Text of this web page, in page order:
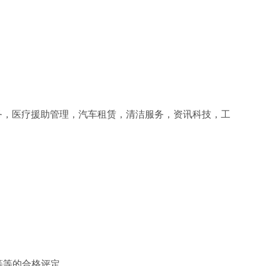
医疗援助管理，汽车租赁，清洁服务，资讯科技，工
的合格评定。